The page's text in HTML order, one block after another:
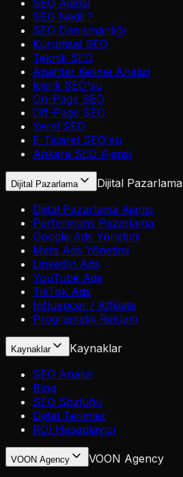
SEO Ajansı
SEO Nedir?
SEO Danışmanlığı
Kurumsal SEO
Teknik SEO
Anahtar Kelime Analizi
İçerik SEO'su
On-Page SEO
Off-Page SEO
Yerel SEO
E-Ticaret SEO'su
Ankara SEO Ajansı
Dijital Pazarlama
Dijital Pazarlama
Dijital Pazarlama Ajansı
Performans Pazarlama
Google Ads Yönetimi
Meta Ads Yönetimi
LinkedIn Ads
YouTube Ads
TikTok Ads
Influencer / Affiliate
Programatik Reklam
Kaynaklar
Kaynaklar
SEO Analizi
Blog
SEO Sözlüğü
Dijital Terimler
ROI Hesaplayıcı
VOON Agency VOON Agency